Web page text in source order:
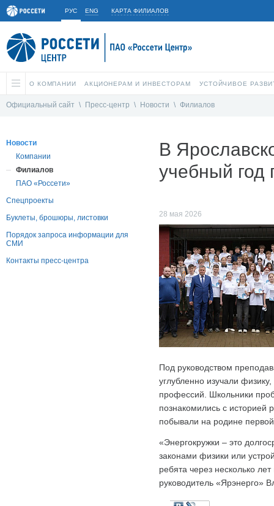
РУС ENG КАРТА ФИЛИАЛОВ
О КОМПАНИИ АКЦИОНЕРАМ И ИНВЕСТОРАМ УСТОЙЧИВОЕ
Официальный сайт \ Пресс-центр \ Новости \ Филиалов
Новости
Компании
Филиалов
ПАО «Россети»
Спецпроекты
Буклеты, брошюры, листовки
Порядок запроса информации для
СМИ
Контакты пресс-центра
В
учебный год
28 мая 2026
Под руководством
углубленно изучали
профессий. Школьники
познакомились с историей
побывали на родине
«Энергокружки – это
законами физики или
ребята через несколько
руководитель «Ярэнерго»